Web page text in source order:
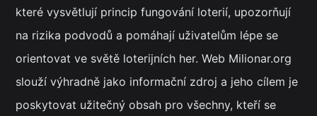
které vysvětlují princip fungování loterií, upozorňují
na rizika podvodů a pomáhají uživatelům lépe se
orientovat ve světě loterijních her. Web Milionar.org
slouží výhradně jako informační zdroj a jeho cílem je
poskytovat užitečný obsah pro všechny, kteří se